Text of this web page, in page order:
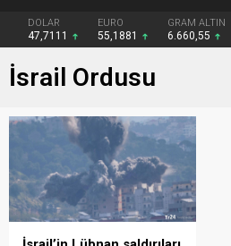
DOLAR
47,7111
EURO
55,1881
GRAM ALTIN
6.660,55
İsrail Ordusu